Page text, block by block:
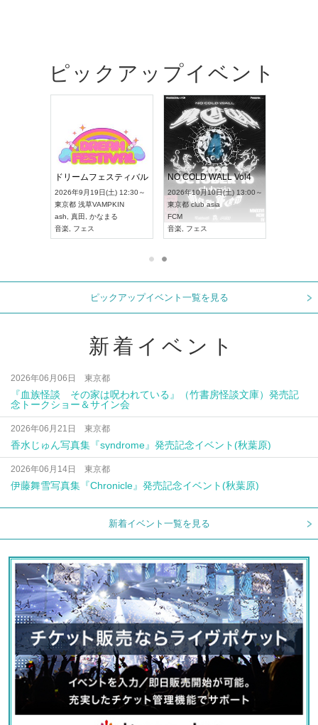
ピックアップイベント
ドリームフェスティバル
2026年9月19日(土) 12:30～
東京都 浅草VAMPKIN
ash
真田
かなまる
音楽
フェス
NO COLD WALL Vol4
2026年10月10日(土) 13:00～
東京都 club asia
FCM
音楽
フェス
ピックアップイベント一覧を見る
新着イベント
2026年06月06日 東京都
『血族怪談 その家は呪われている』（竹書房怪談文庫）発売記
念トークショー＆サイン会
2026年06月21日 東京都
香水じゅん写真集『syndrome』発売記念イベント(秋葉原)
2026年06月14日 東京都
伊藤舞雪写真集『Chronicle』発売記念イベント(秋葉原)
新着イベント一覧を見る